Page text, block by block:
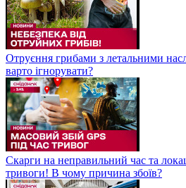
Отруєння грибами з летальними
варто ігнорувати?
Скарги на неправильний час та
тривоги! В чому причина збоїв?